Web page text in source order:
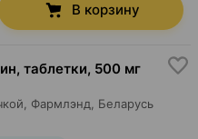
В корзину
таблетки, 500 мг
Фармлэнд , Беларусь